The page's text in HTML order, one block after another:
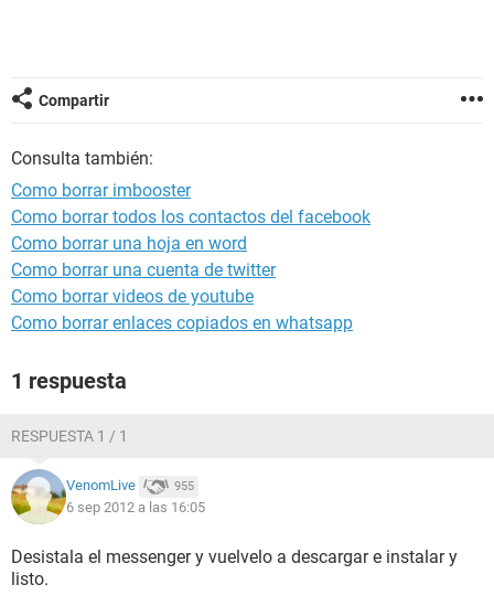
Compartir
Consulta también:
Como borrar imbooster
Como borrar todos los contactos del facebook
Como borrar una hoja en word
Como borrar una cuenta de twitter
Como borrar videos de youtube
Como borrar enlaces copiados en whatsapp
1 respuesta
RESPUESTA 1 / 1
VenomLive 955
6 sep 2012 a las 16:05
Desistala el messenger y vuelvelo a descargar e instalar y
listo.